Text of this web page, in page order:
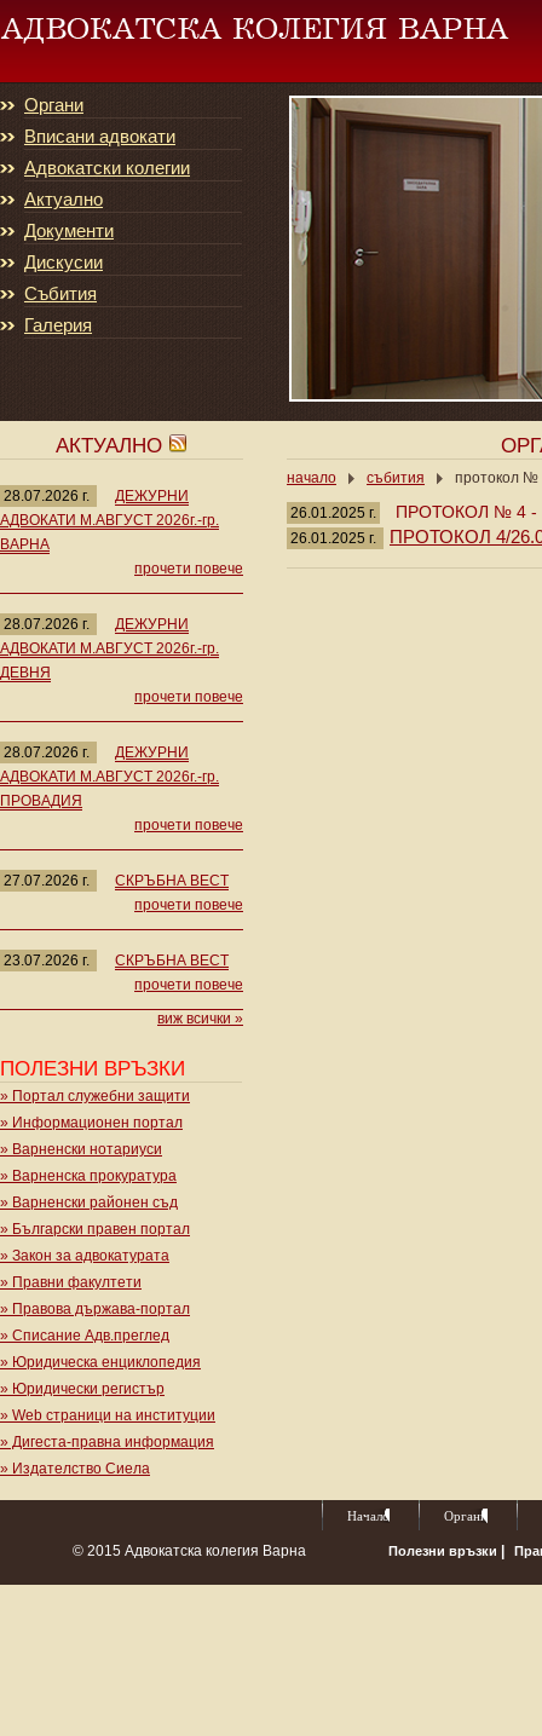
Органи
Вписани адвокати
Адвокатски колегии
Актуално
Документи
Дискусии
Събития
Галерия
АКТУАЛНО
28.07.2026 г.
ДЕЖУРНИ
АДВОКАТИ М.АВГУСТ 2026г.-гр.
ВАРНА
прочети повече
28.07.2026 г.
ДЕЖУРНИ
АДВОКАТИ М.АВГУСТ 2026г.-гр.
ДЕВНЯ
прочети повече
28.07.2026 г.
ДЕЖУРНИ
АДВОКАТИ М.АВГУСТ 2026г.-гр.
ПРОВАДИЯ
прочети повече
27.07.2026 г.
СКРЪБНА ВЕСТ
прочети повече
23.07.2026 г.
СКРЪБНА ВЕСТ
прочети повече
виж всички »
ПОЛЕЗНИ ВРЪЗКИ
» Портал служебни защити
» Информационен портал
» Варненски нотариуси
» Варненска прокуратура
» Варненски районен съд
» Български правен портал
» Закон за адвокатурата
» Правни факултети
» Правова държава-портал
» Списание Адв.преглед
» Юридическа енциклопедия
» Юридически регистър
» Web страници на институции
» Дигеста-правна информация
» Издателство Сиела
начало събития протокол №
26.01.2025 г. ПРОТОКОЛ № 4 -
26.01.2025 г. ПРОТОКОЛ 4/
Начало Органи
© 2015 Адвокатска колегия Варна Полезни връзки